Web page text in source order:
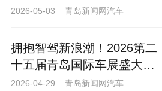
车展仅余最后一天！
2026-05-03 青岛新闻网汽车
拥抱智驾新浪潮！2026第二
十五届青岛国际车展盛大开
幕
2026-04-29 青岛新闻网汽车